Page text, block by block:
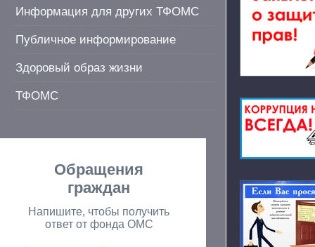
Информация для других ТФОМС
Публичное информирование
Здоровый образ жизни
ТФОМС
Обращения
граждан
Напишите, чтобы получить
ответ от фонда ОМС